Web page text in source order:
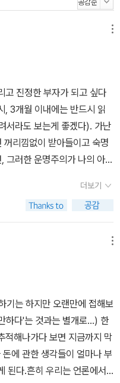
고 진정한 부자가 되고 싶다
, 3개월 이내에는 반드시 읽
서라도 보는게 좋겠다). 가난
리낌없이 받아들이고 숙명
그러한 운명주의가 나의 아내
부자의 기본적인 속성이다.
되어 있어서 모든이가 같
욕망의 속성상 끊임없이 가
한 점은 확실해 진다. 가난
가 어떠한 식으로 움직이는
난을 물려줄것이 아니라, 1
출할 기회를 만들어야 할
그들은 나보다 더 똑똑하니
를 강탈해 가는지를... 그리
마 지금의 가난한 이에게 던
가난한 이다. 하지만, 부자를
일까? 하고 자문해본다. 책
더보기
기는 하지만 오랜만에 접해보
하다'는 것과는 별개로...) 한
적해나가다 보면 지금까지 막
에 관한 생각들이 얼마나 부
된다.흔히 우리는 언론에서